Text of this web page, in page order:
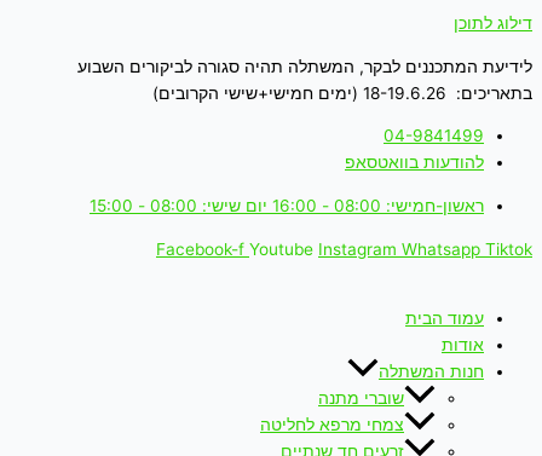
דילוג לתוכן
לידיעת המתכננים לבקר, המשתלה תהיה סגורה לביקורים השבוע
בתאריכים: 18-19.6.26 (ימים חמישי+שישי הקרובים)
04-9841499
להודעות בוואטסאפ
ראשון-חמישי: 08:00 - 16:00 יום שישי: 08:00 - 15:00
Facebook-f Youtube Instagram Whatsapp Tiktok
עמוד הבית
אודות
חנות המשתלה
שוברי מתנה
צמחי מרפא לחליטה
זרעים חד שנתיים